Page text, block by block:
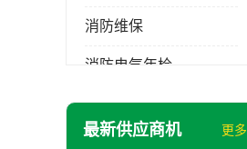
消防维保
消防电气年检
消防工程施工
最新供应商机 更多